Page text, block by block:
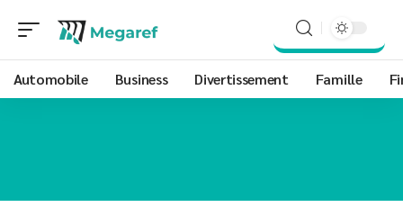
Automobile Business Divertissement Famille